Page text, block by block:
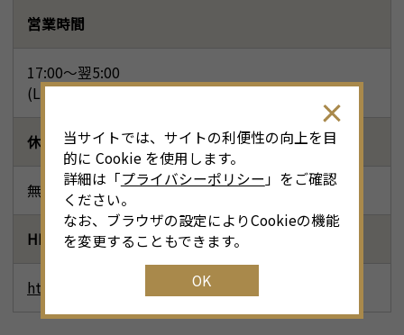
営業時間
17:00～翌5:00
(L.O. フード4:00、ドリンク4:30)
休業日
無休
HP
http://taste-net.co.jp/
当サイトでは、サイトの利便性の向上を目
的に Cookie を使用します。
詳細は「プライバシーポリシー 」をご確認
ください。
なお、ブラウザの設定によりCookieの機能
を変更することもできます。
OK